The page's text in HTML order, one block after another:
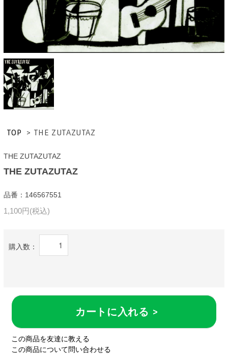
TOP > THE ZUTAZUTAZ
THE ZUTAZUTAZ
THE ZUTAZUTAZ
品番：146567551
1,100円(税込)
購入数：
カートに入れる >
この商品を友達に教える
この商品について問い合わせる